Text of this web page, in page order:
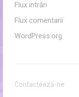
Flux intrări
Flux comentarii
WordPress.org
Contactează-ne